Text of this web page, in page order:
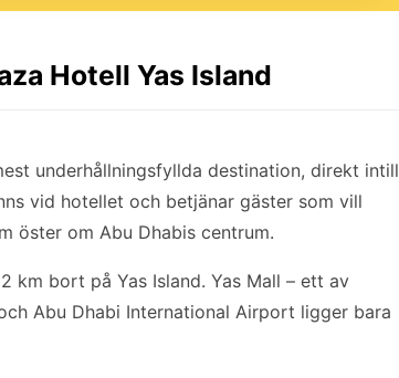
Hotell Yas Island
underhållningsfyllda destination, direkt intill
vid hotellet och betjänar gäster som vill
öster om Abu Dhabis centrum.
km bort på Yas Island. Yas Mall – ett av
Abu Dhabi International Airport ligger bara